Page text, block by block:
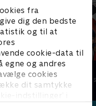
fra
dig den bedste
og til at
cookie-data til
og andres
cookies
dit samtykke
indstillinger’ i
Miraculous
Børneserier • 3